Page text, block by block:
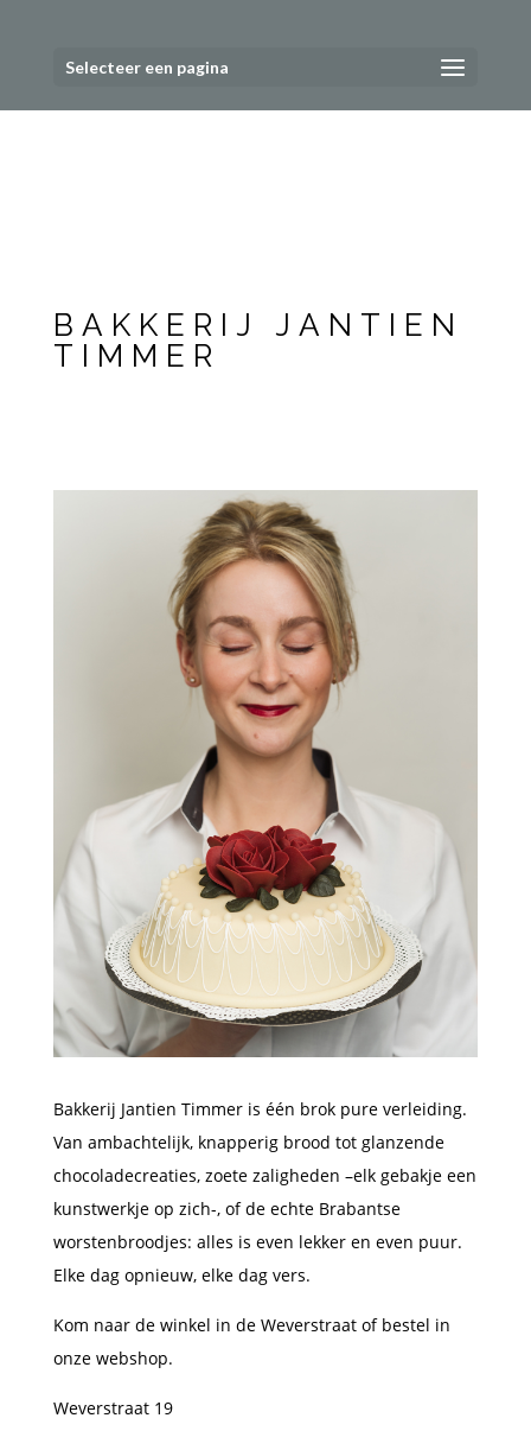
Selecteer een pagina
BAKKERIJ JANTIEN
TIMMER
Bakkerij Jantien Timmer is één brok pure verleiding.
Van ambachtelijk, knapperig brood tot glanzende
chocoladecreaties, zoete zaligheden –elk gebakje een
kunstwerkje op zich-, of de echte Brabantse
worstenbroodjes: alles is even lekker en even puur.
Elke dag opnieuw, elke dag vers.
Kom naar de winkel in de Weverstraat of bestel in
onze webshop.
Weverstraat 19